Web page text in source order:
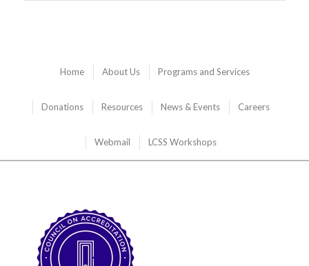
Home About Us Programs and Services
Donations Resources News & Events Careers
Webmail LCSS Workshops